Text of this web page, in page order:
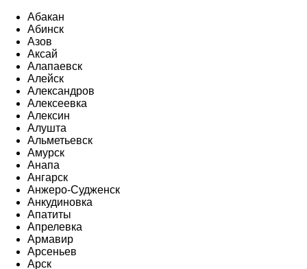
Абакан
Абинск
Азов
Аксай
Алапаевск
Алейск
Александров
Алексеевка
Алексин
Алушта
Альметьевск
Амурск
Анапа
Ангарск
Анжеро-Судженск
Анкудиновка
Апатиты
Апрелевка
Армавир
Арсеньев
Арск